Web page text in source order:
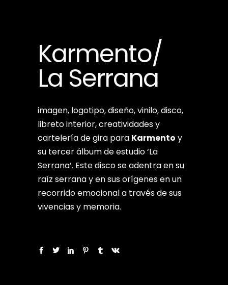
Karmento/
La Serrana
imagen, logotipo, diseño, vinilo, disco,
libreto interior, creatividades y
cartelería de gira para Karmento y
su tercer álbum de estudio ‘La
Serrana’. Este disco se adentra en su
raíz serrana y en sus orígenes en un
recorrido emocional a través de sus
vivencias y memoria.